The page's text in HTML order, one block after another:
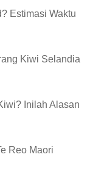
Estimasi Waktu
Kiwi Selandia
Inilah Alasan
Reo Maori